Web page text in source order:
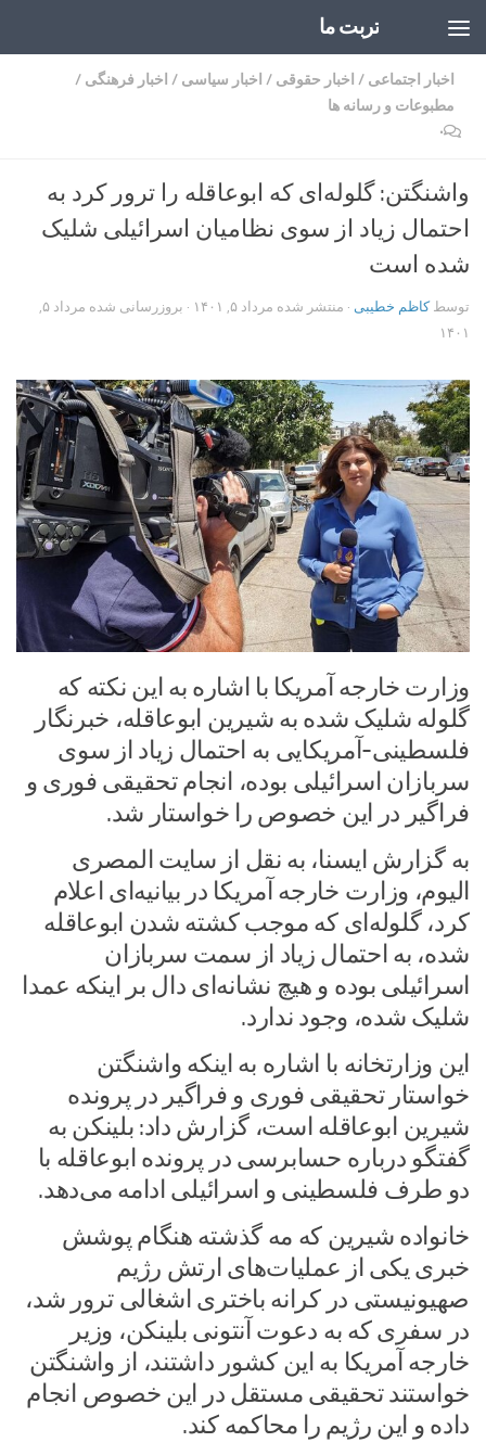
تربت ما
اخبار اجتماعی / اخبار حقوقی / اخبار سیاسی / اخبار فرهنگی /
مطبوعات و رسانه ها
۰
واشنگتن: گلوله‌ای که ابوعاقله را ترور کرد به
احتمال زیاد از سوی نظامیان اسرائیلی شلیک
شده است
توسطکاظم خطیبی · منتشر شده مرداد ۵, ۱۴۰۱ · بروزرسانی شده
مرداد ۵,
۱۴۰۱
وزارت خارجه آمریکا با اشاره به این نکته که
گلوله‌ شلیک شده به شیرین ابوعاقله، خبرنگار
فلسطینی-آمریکایی به احتمال زیاد از سوی
سربازان اسرائیلی بوده، انجام تحقیقی فوری و
فراگیر در این خصوص را خواستار شد.
به گزارش ایسنا، به نقل از سایت المصری
الیوم، وزارت خارجه آمریکا در بیانیه‌ای اعلام
کرد، گلوله‌ای که موجب کشته شدن ابوعاقله
شده، به احتمال زیاد از سمت سربازان
اسرائیلی بوده و هیچ نشانه‌ای دال بر اینکه عمدا
شلیک شده، وجود ندارد.
این وزارتخانه با اشاره به اینکه واشنگتن
خواستار تحقیقی فوری و فراگیر در پرونده
شیرین ابوعاقله است، گزارش داد: بلینکن به
گفتگو درباره حسابرسی در پرونده ابوعاقله با
دو طرف فلسطینی و اسرائیلی ادامه می‌دهد.
خانواده شیرین که مه گذشته هنگام پوشش
خبری یکی از عملیات‌های ارتش رژیم
صهیونیستی در کرانه باختری اشغالی ترور شد،
در سفری که به دعوت آنتونی بلینکن، وزیر
خارجه آمریکا به این کشور داشتند، از واشنگتن
خواستند تحقیقی مستقل در این خصوص انجام
داده و این رژیم را محاکمه کند.